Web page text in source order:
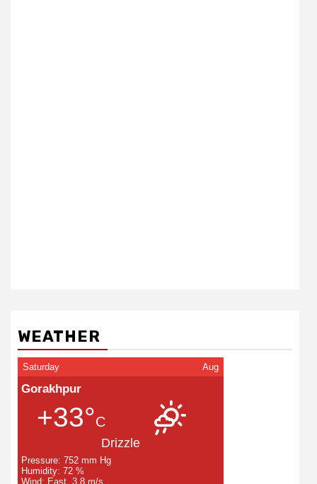
WEATHER
Saturday Aug
Gorakhpur
+33°C
Drizzle
Pressure: 752 mm Hg
Humidity: 72 %
Wind: East, 3.8 m/s